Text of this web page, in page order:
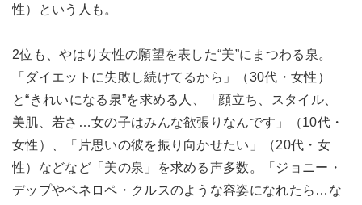
性）という人も。
2位も、やはり女性の願望を表した“美”にまつわる泉。
「ダイエットに失敗し続けてるから」（30代・女性）
と“きれいになる泉”を求める人、「顔立ち、スタイル、
美肌、若さ…女の子はみんな欲張りなんです」（10代・
女性）、「片思いの彼を振り向かせたい」（20代・女
性）などなど「美の泉」を求める声多数。「ジョニー・
デップやペネロペ・クルスのような容姿になれたら…な